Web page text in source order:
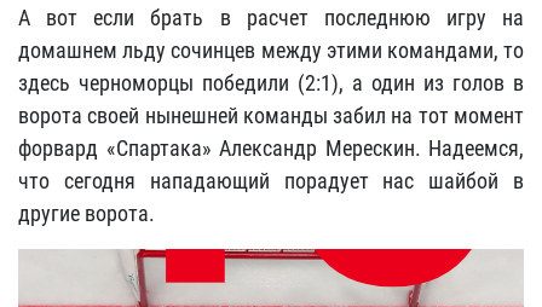
А вот если брать в расчет последнюю игру на
домашнем льду сочинцев между этими командами, то
здесь черноморцы победили (2:1), а один из голов в
ворота своей нынешней команды забил на тот момент
форвард «Спартака» Александр Мерескин. Надеемся,
что сегодня нападающий порадует нас шайбой в
другие ворота.